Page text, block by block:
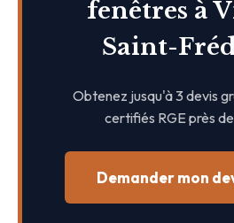
fenêtres à
Saint-
Obtenez jusqu'à 3 devis
certifiés RGE près
Demander mon